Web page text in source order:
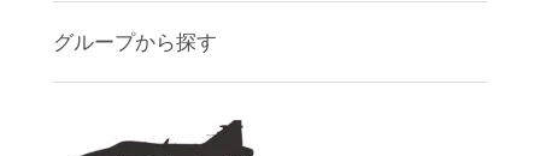
グループから探す